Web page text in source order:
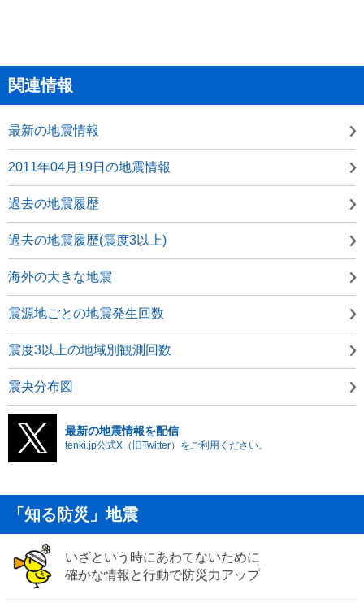
関連情報
最新の地震情報
2011年04月19日の地震情報
過去の地震履歴
過去の地震履歴(震度3以上)
海外の大きな地震
震源地ごとの地震発生回数
震度3以上の地域別観測回数
震央分布図
最新の地震情報を配信
tenki.jp公式X（旧Twitter）をご利用ください。
「知る防災」地震
いざという時にあわてないために
確かな情報と行動で防災力アップ